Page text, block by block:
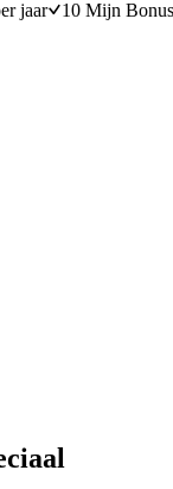
jaar 10 Mijn